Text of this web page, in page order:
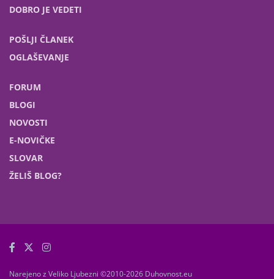
DOBRO JE VEDETI
POŠLJI ČLANEK
OGLAŠEVANJE
FORUM
BLOGI
NOVOSTI
E-NOVIČKE
SLOVAR
ŽELIŠ BLOG?
Narejeno z Veliko Ljubezni ©2010-2026 Duhovnost.eu